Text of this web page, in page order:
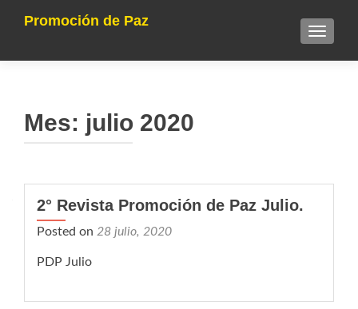
Promoción de Paz
Mes: julio 2020
2° Revista Promoción de Paz Julio.
Posted on 28 julio, 2020
PDP Julio